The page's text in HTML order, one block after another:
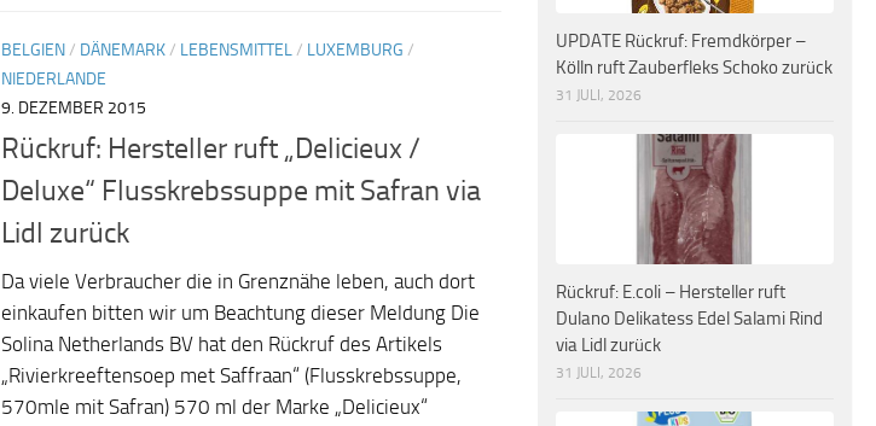
BELGIEN/ DÄNEMARK/ LEBENSMITTEL/ LUXEMBURG /
NIEDERLANDE
9. DEZEMBER 2015
Rückruf: Hersteller ruft „Delicieux /
Deluxe“ Flusskrebssuppe mit Safran via
Lidl zurück
Da viele Verbraucher die in Grenznähe leben, auch dort
einkaufen bitten wir um Beachtung dieser Meldung Die
Solina Netherlands BV hat den Rückruf des Artikels
„Rivierkreeftensoep met Saffraan“ (Flusskrebssuppe,
570mle mit Safran) 570 ml der Marke „Delicieux“
UPDATE Rückruf: Fremdkörper –
Kölln ruft Zauberfleks Schoko zurück
31 JULI, 2026
Rückruf: E.coli – Hersteller ruft
Dulano Delikatess Edel Salami Rind
via Lidl zurück
31 JULI, 2026